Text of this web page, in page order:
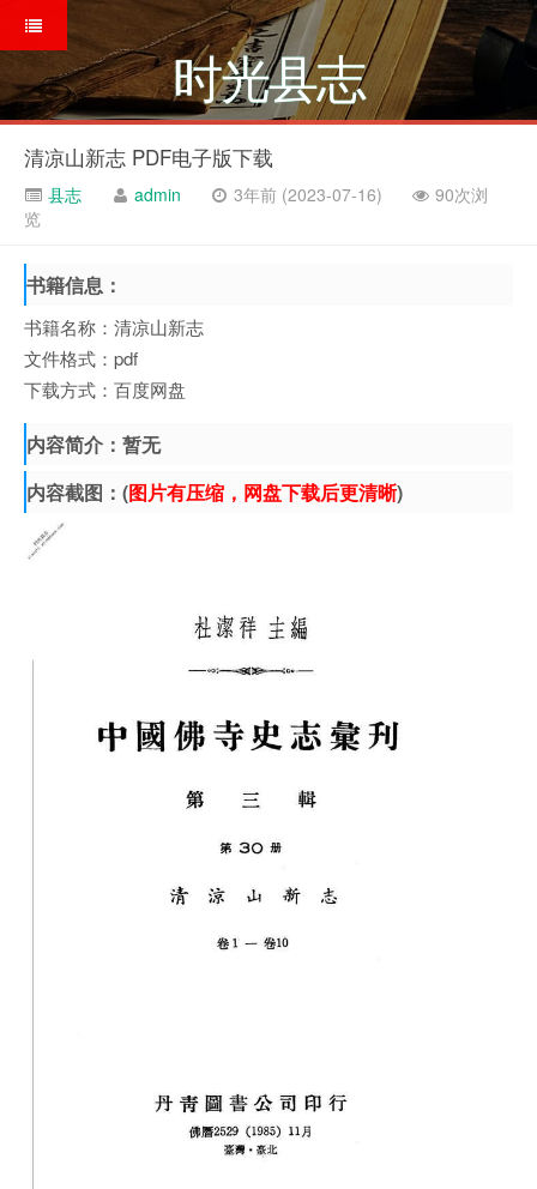
时光县志
清凉山新志 PDF电子版下载
县志 admin 3年前 (2023-07-16)
90次浏
览
书籍信息：
书籍名称：清凉山新志
文件格式：pdf
下载方式：百度网盘
内容简介：暂无
内容截图：(图片有压缩，网盘下载后更清晰)